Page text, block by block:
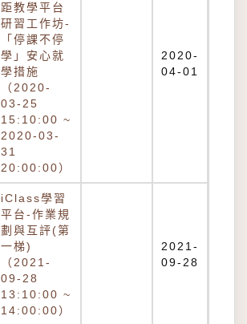
距教學平台
研習工作坊-
「停課不停
學」安心就
學措施
（2020-
03-25
15:10:00 ~
2020-03-
31
20:00:00）
2020-
04-01
iClass學習
平台-作業規
劃與互評(第
一梯)
（2021-
09-28
13:10:00 ~
14:00:00）
2021-
09-28